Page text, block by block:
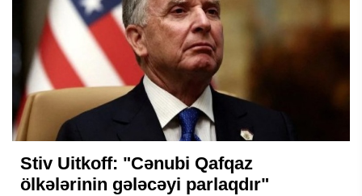
Stiv Uitkoff: "Cənubi Qafqaz
ölkələrinin gələcəyi parlaqdır"